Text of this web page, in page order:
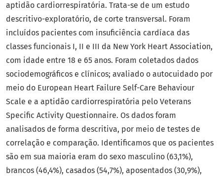
aptidão cardiorrespiratória. Trata-se de um estudo
descritivo-exploratório, de corte transversal. Foram
incluídos pacientes com insuficiência cardíaca das
classes funcionais I, II e III da New York Heart Association,
com idade entre 18 e 65 anos. Foram coletados dados
sociodemográficos e clínicos; avaliado o autocuidado por
meio do European Heart Failure Self-Care Behaviour
Scale e a aptidão cardiorrespiratória pelo Veterans
Specific Activity Questionnaire. Os dados foram
analisados de forma descritiva, por meio de testes de
correlação e comparação. Identificamos que os pacientes
são em sua maioria eram do sexo masculino (63,1%),
brancos (46,4%), casados (54,7%), aposentados (30,9%),